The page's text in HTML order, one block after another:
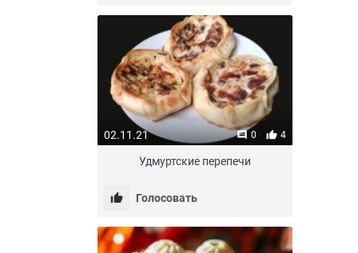
02.11.21 0 4
Удмуртские перепечи
Голосовать